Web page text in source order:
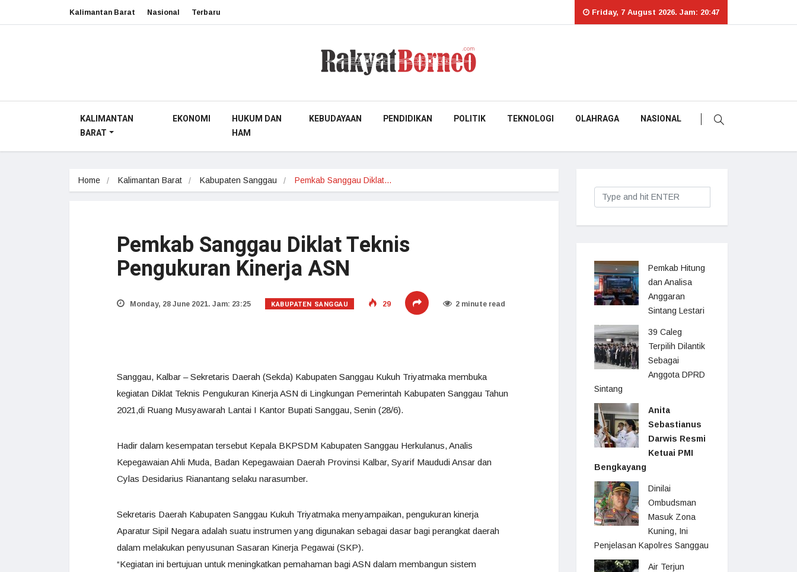
Kalimantan Barat Nasional Terbaru Friday, 7 August 2026. Jam: 20:47
KALIMANTAN
BARAT
EKONOMI
HUKUM DAN
HAM
KEBUDAYAAN PENDIDIKAN POLITIK TEKNOLOGI OLAHRAGA NASIONAL
Home Kalimantan Barat Kabupaten Sanggau Pemkab Sanggau Diklat…
Pemkab Sanggau Diklat Teknis
Pengukuran Kinerja ASN
Monday, 28 June 2021. Jam: 23:25 KABUPATEN SANGGAU 29 2 minute read
Sanggau, Kalbar – Sekretaris Daerah (Sekda) Kabupaten Sanggau Kukuh Triyatmaka membuka
kegiatan Diklat Teknis Pengukuran Kinerja ASN di Lingkungan Pemerintah Kabupaten Sanggau Tahun
2021,di Ruang Musyawarah Lantai I Kantor Bupati Sanggau, Senin (28/6).
Hadir dalam kesempatan tersebut Kepala BKPSDM Kabupaten Sanggau Herkulanus, Analis
Kepegawaian Ahli Muda, Badan Kepegawaian Daerah Provinsi Kalbar, Syarif Maududi Ansar dan
Cylas Desidarius Rianantang selaku narasumber.
Sekretaris Daerah Kabupaten Sanggau Kukuh Triyatmaka menyampaikan, pengukuran kinerja
Aparatur Sipil Negara adalah suatu instrumen yang digunakan sebagai dasar bagi perangkat daerah
dalam melakukan penyusunan Sasaran Kinerja Pegawai (SKP).
“Kegiatan ini bertujuan untuk meningkatkan pemahaman bagi ASN dalam membangun sistem
Pemkab Hitung
dan Analisa
Anggaran
Sintang Lestari
39 Caleg
Terpilih Dilantik
Sebagai
Anggota DPRD
Sintang
Anita
Sebastianus
Darwis Resmi
Ketuai PMI
Bengkayang
Dinilai
Ombudsman
Masuk Zona
Kuning, Ini
Penjelasan Kapolres Sanggau
Air Terjun